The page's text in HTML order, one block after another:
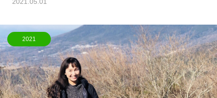
2021